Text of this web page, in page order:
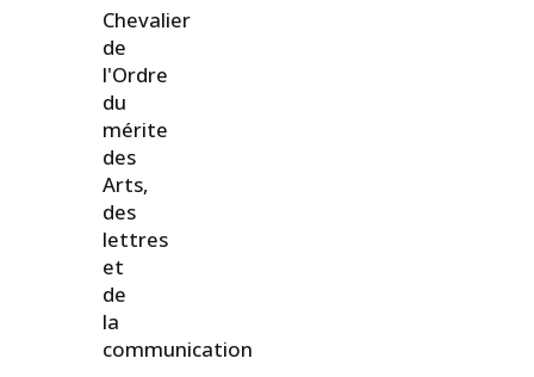
Chevalier
de
l'Ordre
du
mérite
des
Arts,
des
lettres
et
de
la
communication